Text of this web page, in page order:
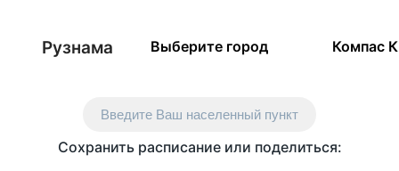
Рузнама Выберите город Компас
Введите Ваш населенный пункт
Сохранить расписание или поделиться: